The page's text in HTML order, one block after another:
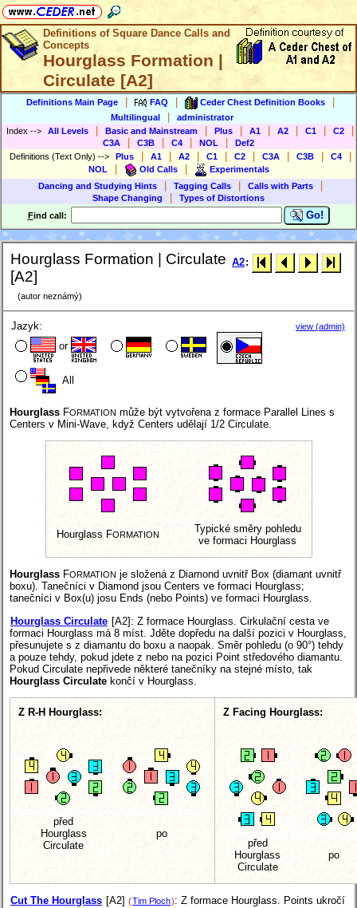
Definitions of Square Dance Calls and
Concepts
Hourglass Formation |
Circulate [A2]
Definitions Main Page FAQ Ceder Chest Definition Books
Multilingual
administrator
Index --> All Levels Basic and Mainstream Plus A1 A2 C1 C2
C3A C3B C4 NOL
Def2
Definitions (Text Only) --> Plus A1 A2 C1 C2 C3A C3B C4
NOL Old Calls
Experimentals
Dancing and Studying Hints
Tagging Calls Calls with Parts
Shape Changing
Types of Distortions
Find call: Go!
Hourglass Formation | Circulate
[A2]
(autor neznámý)
A2:
Jazyk:
or
All
view (admin)
Hourglass FORMATION může být vytvořena z formace Parallel Lines s
Centers v Mini-Wave, když Centers udělají 1/2 Circulate.
Hourglass FORMATION
Typické směry pohledu
ve formaci Hourglass
Hourglass FORMATION je složená z Diamond uvnitř Box (diamant uvnitř
boxu). Tanečníci v Diamond jsou Centers ve formaci Hourglass;
tanečníci v Box(u) josu Ends (nebo Points) ve formaci Hourglass.
Hourglass Circulate [A2]: Z formace Hourglass. Cirkulační cesta ve
formaci Hourglass má 8 míst. Jděte dopředu na další pozici v Hourglass,
přesunujete s z diamantu do boxu a naopak. Směr pohledu (o 90°) tehdy
a pouze tehdy, pokud jdete z nebo na pozici Point středového diamantu.
Pokud Circulate nepřivede některé tanečníky na stejné místo, tak
Hourglass Circulate končí v Hourglass.
Z R-H Hourglass:
před
Hourglass
Circulate
po
Z Facing Hourglass:
před
Hourglass
Circulate
po
Cut The Hourglass [A2] (Tim Ploch): Z formace Hourglass. Points ukročí